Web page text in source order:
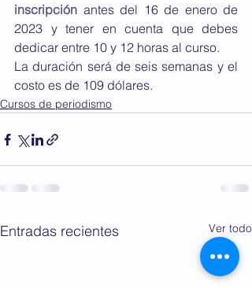
inscripción antes del 16 de enero de
2023 y tener en cuenta que debes
dedicar entre 10 y 12 horas al curso.
La duración será de seis semanas y el
costo es de 109 dólares.
Cursos de periodismo
Entradas recientes Ver todo